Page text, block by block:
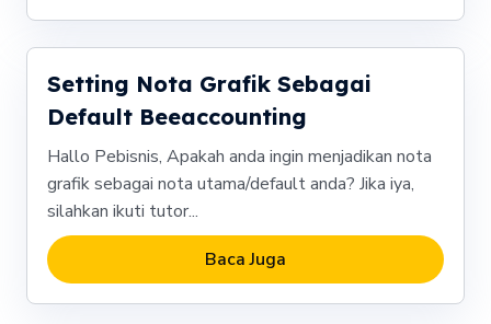
Setting Nota Grafik Sebagai
Default Beeaccounting
Hallo Pebisnis, Apakah anda ingin menjadikan nota
grafik sebagai nota utama/default anda? Jika iya,
silahkan ikuti tutor...
Baca Juga